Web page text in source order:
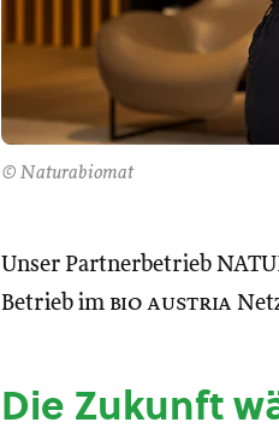
© Naturabiomat
Unser Partnerbetrieb
Betrieb im bio austria
Die Zukunft